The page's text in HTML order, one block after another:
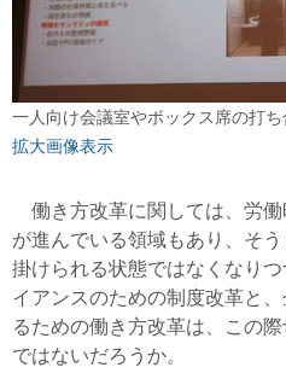
一人向け会議室やボックス席の打
拡大画像表示
働き方改革に関しては、労
が進んでいる領域もあり、そ
掛けられる状態ではなくなり
イアンスのための制度改革と
るための働き方改革は、この
ではないだろうか。